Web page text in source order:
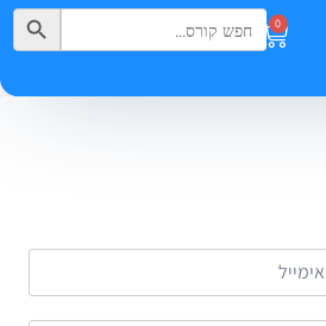
0
Search
for:
Search Button